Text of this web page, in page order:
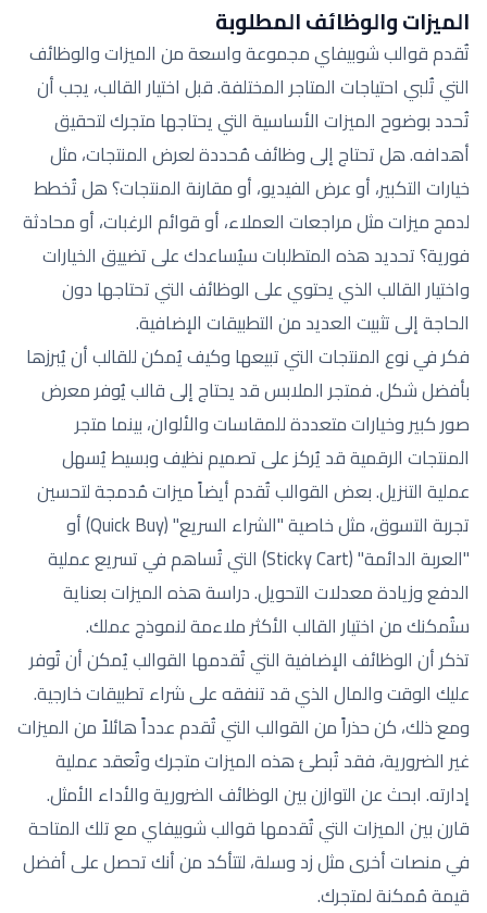
الميزات والوظائف المطلوبة
تُقدم قوالب شوبيفاي مجموعة واسعة من الميزات والوظائف
التي تُلبي احتياجات المتاجر المختلفة. قبل اختيار القالب، يجب أن
تُحدد بوضوح الميزات الأساسية التي يحتاجها متجرك لتحقيق
أهدافه. هل تحتاج إلى وظائف مُحددة لعرض المنتجات، مثل
خيارات التكبير، أو عرض الفيديو، أو مقارنة المنتجات؟ هل تُخطط
لدمج ميزات مثل مراجعات العملاء، أو قوائم الرغبات، أو محادثة
فورية؟ تحديد هذه المتطلبات سيُساعدك على تضييق الخيارات
واختيار القالب الذي يحتوي على الوظائف التي تحتاجها دون
الحاجة إلى تثبيت العديد من التطبيقات الإضافية.
فكر في نوع المنتجات التي تبيعها وكيف يُمكن للقالب أن يُبرزها
بأفضل شكل. فمتجر الملابس قد يحتاج إلى قالب يُوفر معرض
صور كبير وخيارات متعددة للمقاسات والألوان، بينما متجر
المنتجات الرقمية قد يُركز على تصميم نظيف وبسيط يُسهل
عملية التنزيل. بعض القوالب تُقدم أيضاً ميزات مُدمجة لتحسين
تجربة التسوق، مثل خاصية "الشراء السريع" (Quick Buy) أو
"العربة الدائمة" (Sticky Cart) التي تُساهم في تسريع عملية
الدفع وزيادة معدلات التحويل. دراسة هذه الميزات بعناية
ستُمكنك من اختيار القالب الأكثر ملاءمة لنموذج عملك.
تذكر أن الوظائف الإضافية التي تُقدمها القوالب يُمكن أن تُوفر
عليك الوقت والمال الذي قد تنفقه على شراء تطبيقات خارجية.
ومع ذلك، كن حذراً من القوالب التي تُقدم عدداً هائلاً من الميزات
غير الضرورية، فقد تُبطئ هذه الميزات متجرك وتُعقد عملية
إدارته. ابحث عن التوازن بين الوظائف الضرورية والأداء الأمثل.
قارن بين الميزات التي تُقدمها قوالب شوبيفاي مع تلك المتاحة
في منصات أخرى مثل زد وسلة، لتتأكد من أنك تحصل على أفضل
قيمة مُمكنة لمتجرك.